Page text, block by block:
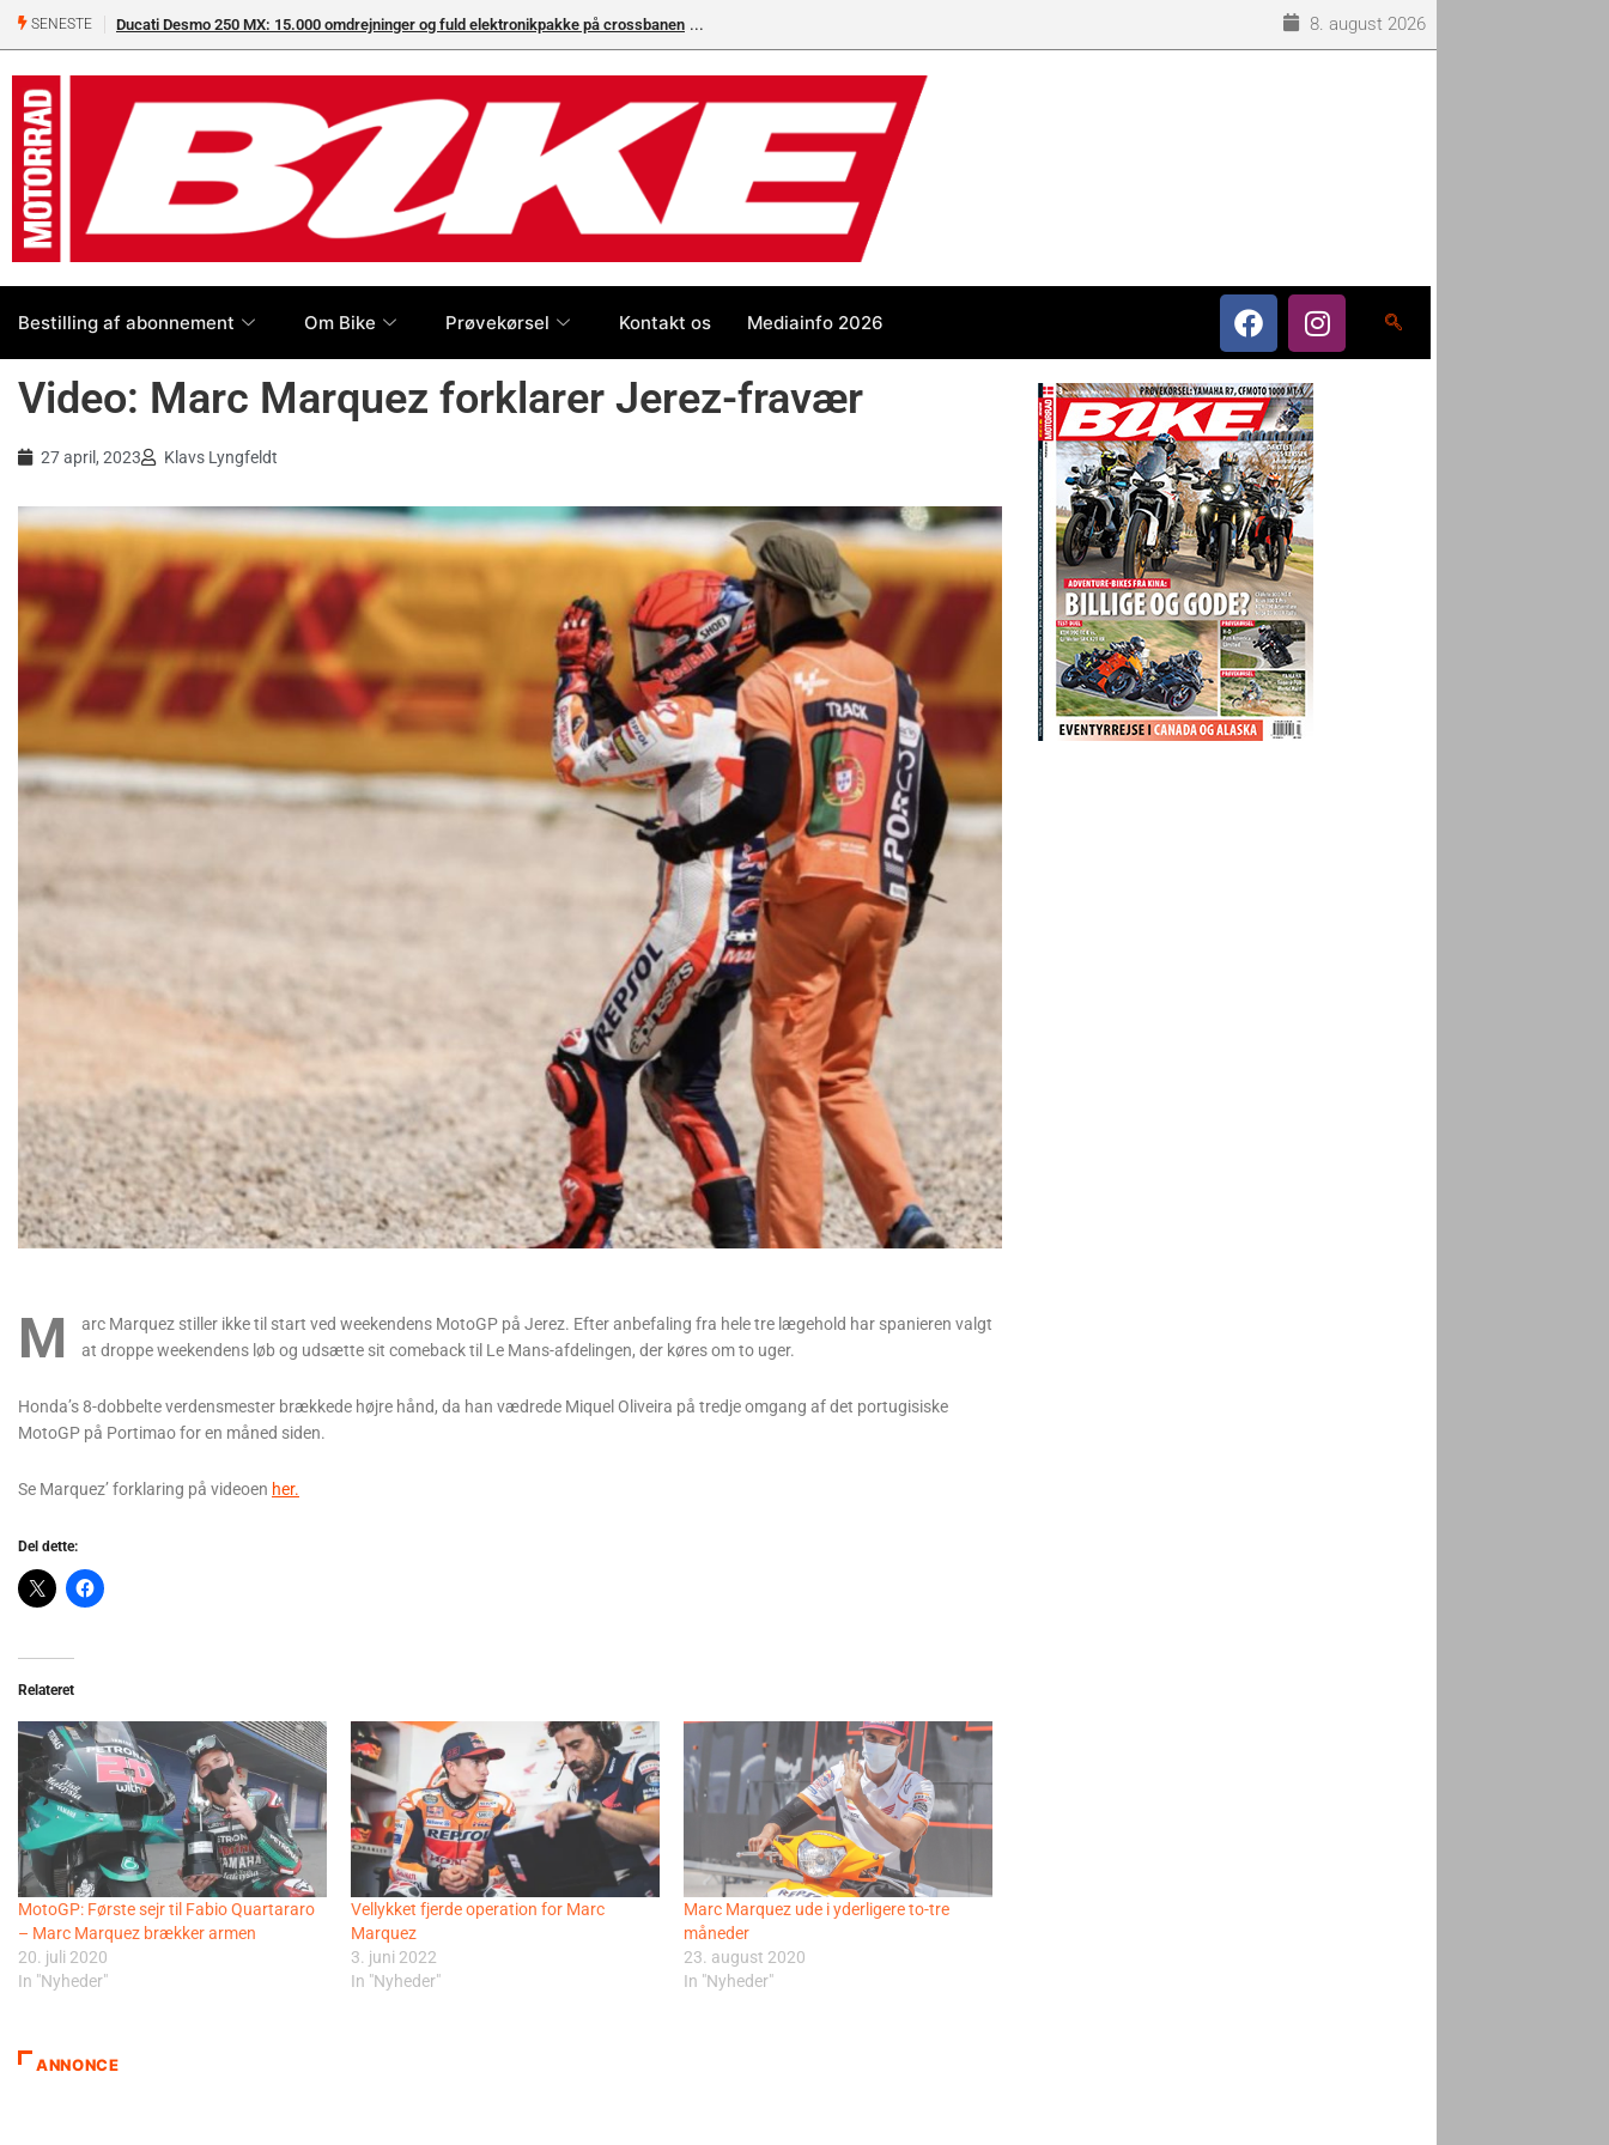
SENESTE Ducati Desmo 250 MX: 15.000 omdrejninger og fuld elektronikpakke på crossbanen 8. august 2026
Bestilling af abonnement Om Bike Prøvekørsel Kontakt os Mediainfo 2026
Video: Marc Marquez forklarer Jerez-fravær
27 april, 2023 Klavs Lyngfeldt
M
arc Marquez stiller ikke til start ved weekendens MotoGP på Jerez. Efter anbefaling fra hele tre lægehold har spanieren valgt
at droppe weekendens løb og udsætte sit comeback til Le Mans-afdelingen, der køres om to uger.
Honda’s 8-dobbelte verdensmester brækkede højre hånd, da han vædrede Miquel Oliveira på tredje omgang af det portugisiske
MotoGP på Portimao for en måned siden.
Se Marquez’ forklaring på videoen her.
Del dette:
Relateret
MotoGP: Første sejr til Fabio Quartararo
– Marc Marquez brækker armen
20. juli 2020
In "Nyheder"
Vellykket fjerde operation for Marc
Marquez
3. juni 2022
In "Nyheder"
Marc Marquez ude i yderligere to-tre
måneder
23. august 2020
In "Nyheder"
ANNONCE